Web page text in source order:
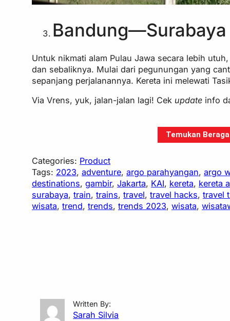
Bandung—Surabaya
Untuk nikmati alam Pulau Jawa secara lebih
dan sebaliknya. Mulai dari pegunungan yang
sepanjang perjalanannya. Kereta ini melewati
Via Vrens, yuk, jalan-jalan lagi! Cek update info
Temukan
Categories: Product
Tags: 2023, adventure, argo parahyangan, argo
destinations, gambir, Jakarta, KAI, kereta, kereta
surabaya, train, trains, travel, travel hacks, travel
wisata, trend, trends, trends 2023, wisata,
Written By:
Sarah Silvia